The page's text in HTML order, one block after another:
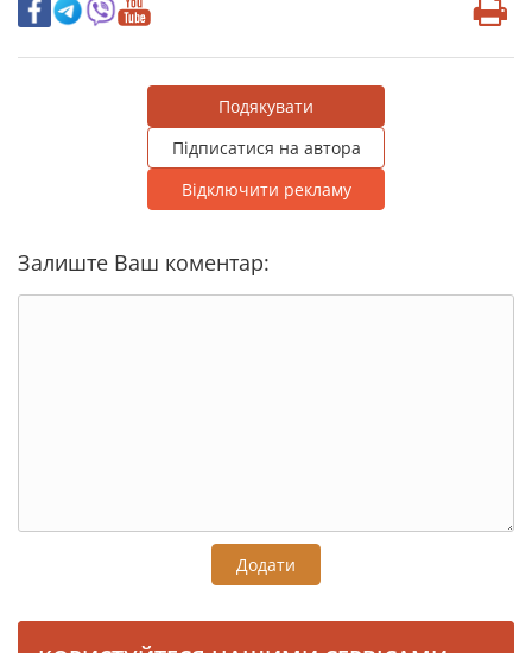
Подякувати
Підписатися на автора
Відключити рекламу
Залиште Ваш коментар:
Додати